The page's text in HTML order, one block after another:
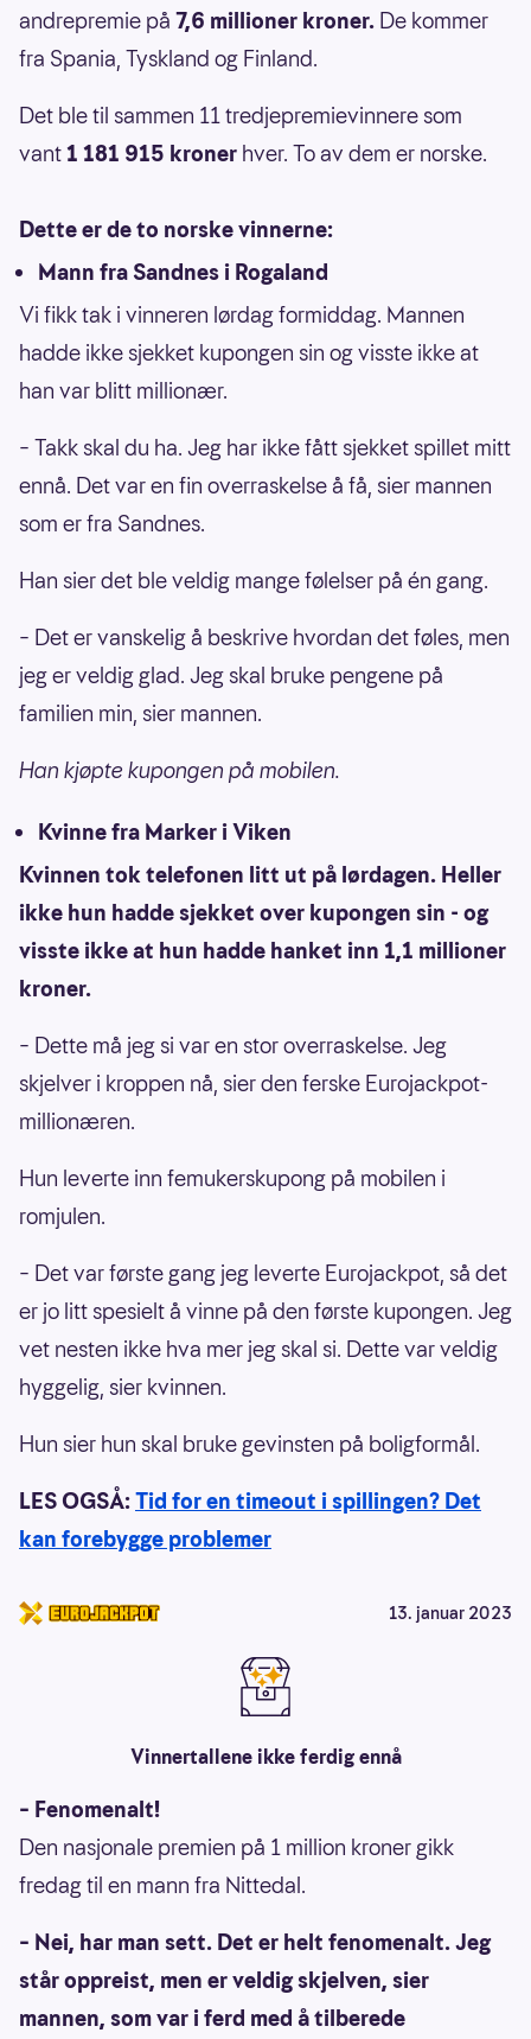
andrepremie på 7,6 millioner kroner. De kommer
fra Spania, Tyskland og Finland.
Det ble til sammen 11 tredjepremievinnere som
vant1 181 915 kroner hver. To av dem er norske.
Dette er de to norske vinnerne:
Mann fra Sandnes i Rogaland
Vi fikk tak i vinneren lørdag formiddag. Mannen
hadde ikke sjekket kupongen sin og visste ikke at
han var blitt millionær.
– Takk skal du ha. Jeg har ikke fått sjekket spillet mitt
ennå. Det var en fin overraskelse å få, sier mannen
som er fra Sandnes.
Han sier det ble veldig mange følelser på én gang.
– Det er vanskelig å beskrive hvordan det føles, men
jeg er veldig glad. Jeg skal bruke pengene på
familien min, sier mannen.
Han kjøpte kupongen på mobilen.
Kvinne fra Marker i Viken
Kvinnen tok telefonen litt ut på lørdagen. Heller
ikke hun hadde sjekket over kupongen sin - og
visste ikke at hun hadde hanket inn 1,1 millioner
kroner.
– Dette må jeg si var en stor overraskelse. Jeg
skjelver i kroppen nå, sier den ferske Eurojackpot-
millionæren.
Hun leverte inn femukerskupong på mobilen i
romjulen.
– Det var første gang jeg leverte Eurojackpot, så det
er jo litt spesielt å vinne på den første kupongen. Jeg
vet nesten ikke hva mer jeg skal si. Dette var veldig
hyggelig, sier kvinnen.
Hun sier hun skal bruke gevinsten på boligformål.
LES OGSÅ:Tid for en timeout i spillingen? Det
kan forebygge problemer
13. januar 2023
Vinnertallene ikke ferdig ennå
– Fenomenalt!
Den nasjonale premien på 1 million kroner gikk
fredag til en mann fra Nittedal.
– Nei, har man sett. Det er helt fenomenalt. Jeg
står oppreist, men er veldig skjelven, sier
mannen, som var i ferd med å tilberede